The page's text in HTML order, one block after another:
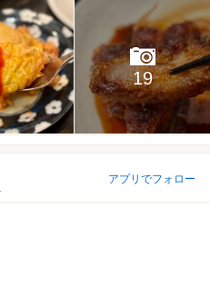
19
アプリでフォロー